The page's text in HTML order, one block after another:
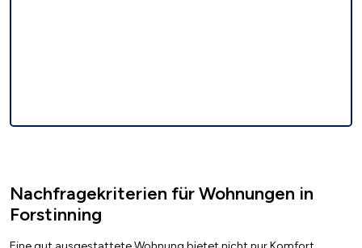
Nachfragekriterien für Wohnungen in
Forstinning